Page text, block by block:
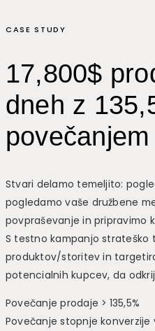
CASE STUDY
17,800$
dneh z
povečanjem
Stvari delamo temeljito:
pogledamo vaše družbene
povpraševanje in pripravimo
S testno kampanjo strateško
produktov/storitev in
potencialnih kupcev, da
Povečanje prodaje > 135,5%
Povečanje stopnje konverzije